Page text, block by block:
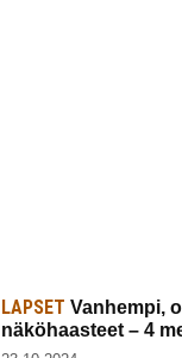
LAPSET Vanhempi,
näköhaasteet – 4